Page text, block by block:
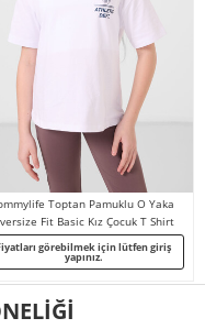
Toptan Pamuklu O Yaka
Fit Basic Kız Çocuk T Shirt
75178 Beyaz
görebilmek için lütfen giriş
yapınız.